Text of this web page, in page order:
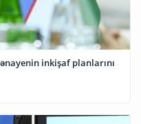
inkişaf planlarını